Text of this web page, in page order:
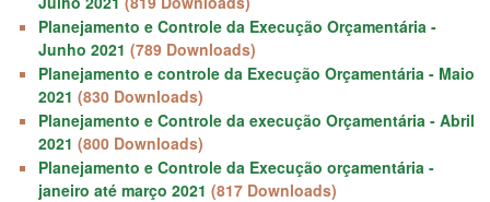
Planejamento e Controle da Execução Orçamentária -
Junho 2021 (789 Downloads)
Planejamento e controle da Execução Orçamentária - Maio
2021 (830 Downloads)
Planejamento e Controle da execução Orçamentária - Abril
2021 (800 Downloads)
Planejamento e Controle da Execução orçamentária -
janeiro até março 2021 (817 Downloads)